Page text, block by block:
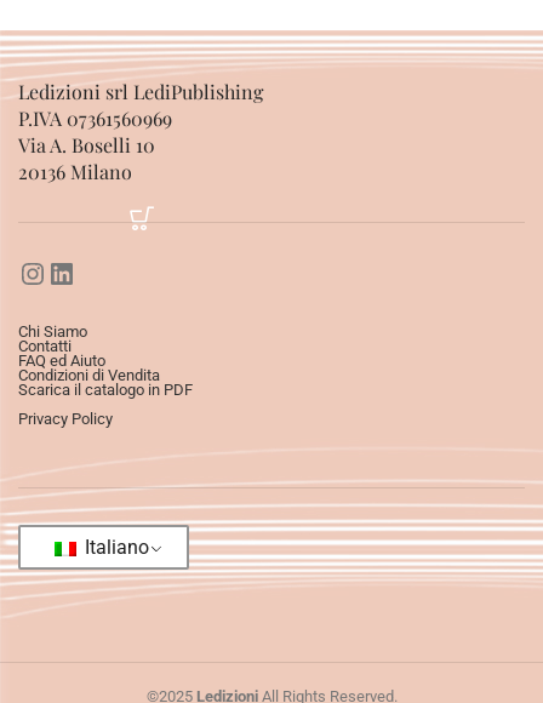
Ledizioni srl LediPublishing
P.IVA 07361560969
Via A. Boselli 10
20136 Milano
Chi Siamo
Contatti
FAQ ed Aiuto
Condizioni di Vendita
Scarica il catalogo in PDF
Privacy Policy
Italiano
©2025 LedizioniAll Rights Reserved.